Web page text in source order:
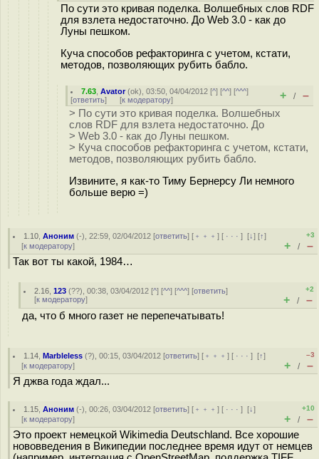
По сути это кривая поделка. Волшебных слов RDF
для взлета недостаточно. До Web 3.0 - как до
Луны пешком.
Куча способов рефакторинга с учетом, кстати,
методов, позволяющих рубить бабло.
7.63 ,Avator(ok), 03:50, 04/04/2012 [^] [^^] [^^^]
[ответить] [к модератору] + / –
> По сути это кривая поделка. Волшебных
слов RDF для взлета недостаточно. До
> Web 3.0 - как до Луны пешком.
> Куча способов рефакторинга с учетом, кстати,
методов, позволяющих рубить бабло.
Извините, я как-то Тиму Бернерсу Ли немного
больше верю =)
1.10 ,Аноним (-), 22:59, 02/04/2012 [ответить] [ ﹢﹢﹢] [ · · ·][↓] [↑]
[к модератору]
+3
+ / –
Так вот ты какой, 1984…
2.16 ,123 (??), 00:38, 03/04/2012 [^] [^^] [^^^] [ответить]
[к модератору]
+2
+ / –
да, что б много газет не перепечатывать!
1.14 ,Marbleless (?), 00:15, 03/04/2012 [ответить] [ ﹢﹢﹢] [ · · ·][↑]
[к модератору]
–3
+ / –
Я джва года ждал...
1.15 ,Аноним (-), 00:26, 03/04/2012 [ответить] [ ﹢﹢﹢] [ · · ·][↓]
[к модератору]
+10
+ / –
Это проект немецкой Wikimedia Deutschland. Все хорошие
нововведения в Википедии последнее время идут от немцев